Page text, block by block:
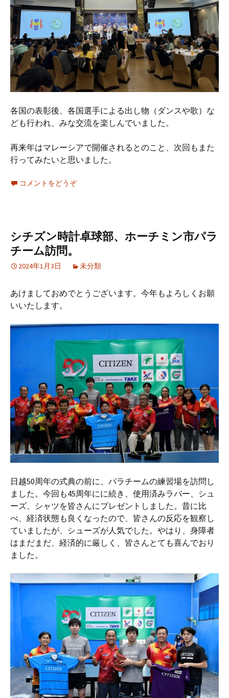
各国の表彰後、各国選手による出し物（ダンスや歌）な
ども行われ、みな交流を楽しんでいました。
再来年はマレーシアで開催されるとのこと、次回もまた
行ってみたいと思いました。
コメントをどうぞ
シチズン時計卓球部、ホーチミン市パラ
チーム訪問。
2024年1月3日 未分類
あけましておめでとうございます。今年もよろしくお願
いいたします。
日越50周年の式典の前に、パラチームの練習場を訪問し
ました。今回も45周年にに続き、使用済みラバー、シュ
ーズ、シャツを皆さんにプレゼントしました。昔に比
べ、経済状態も良くなったので、皆さんの反応を観察し
ていましたが、シューズが人気でした。やはり、身障者
はまだまだ、経済的に厳しく、皆さんとても喜んでおり
ました。